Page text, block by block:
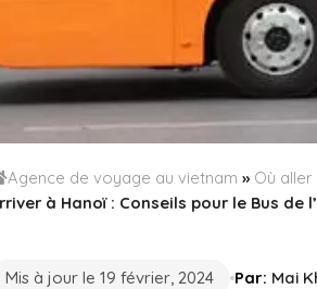
Agence de voyage au vietnam » Où
à Hanoï : Conseils pour le Bus de
Mis à jour le 19 février, 2024 Par: Mai